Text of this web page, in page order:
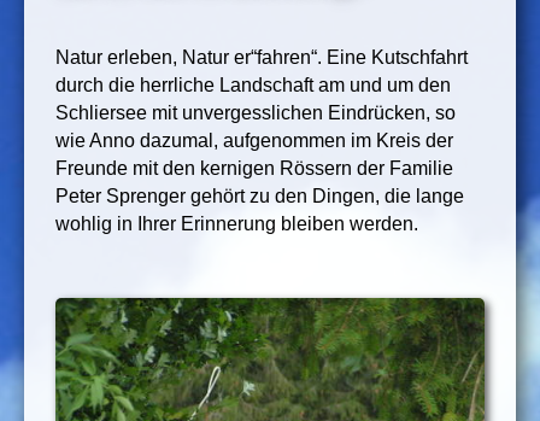
Natur erleben, Natur er“fahren“. Eine Kutschfahrt
durch die herrliche Landschaft am und um den
Schliersee mit unvergesslichen Eindrücken, so
wie Anno dazumal, aufgenommen im Kreis der
Freunde mit den kernigen Rössern der Familie
Peter Sprenger gehört zu den Dingen, die lange
wohlig in Ihrer Erinnerung bleiben werden.